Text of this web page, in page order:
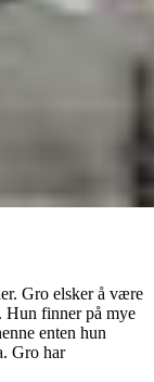
Gro elsker å være
Hun finner på mye
enten hun
Gro har